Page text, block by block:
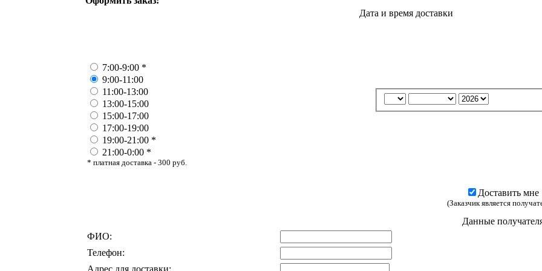
Дата и время доставки
7:00-9:00 *
9:00-11:00
11:00-13:00
13:00-15:00
15:00-17:00
17:00-19:00
19:00-21:00 *
21:00-0:00 *
* платная доставка - 300 руб.
Доставить мне
(Заказчик является
Данные
ФИО:
Телефон:
Адрес для доставки: